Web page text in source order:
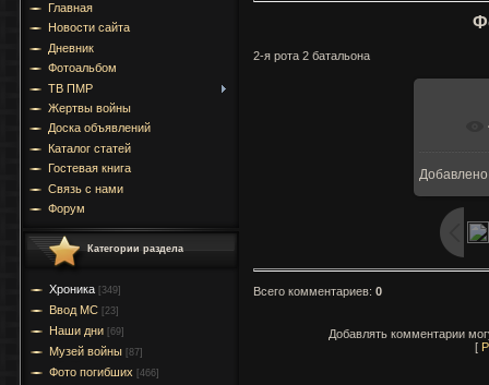
Главная
Новости сайта
Дневник
Фотоальбом
ТВ ПМР
Жертвы войны
Доска объявлений
Каталог статей
Гостевая книга
Связь с нами
Форум
Категории раздела
Хроника [349]
Ввод МC [23]
Наши дни [69]
Музей войны [87]
Фото погибших [466]
2-я рота 2 батальона
Добавлено
Всего комментариев: 0
Добавлять комментарии
[